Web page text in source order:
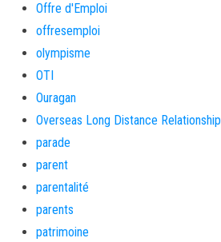
Offre d'Emploi
offresemploi
olympisme
OTI
Ouragan
Overseas Long Distance Relationship
parade
parent
parentalité
parents
patrimoine